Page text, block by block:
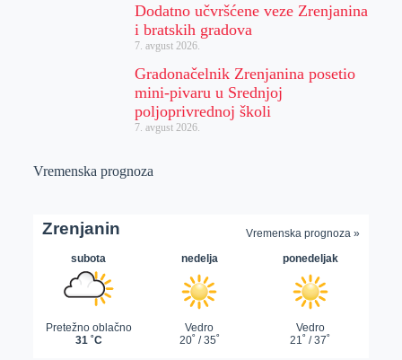
Dodatno učvršćene veze Zrenjanina
i bratskih gradova
7. avgust 2026.
Gradonačelnik Zrenjanina posetio
mini-pivaru u Srednjoj
poljoprivrednoj školi
7. avgust 2026.
Vremenska prognoza